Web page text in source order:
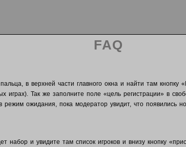
FAQ
в верхней части главного окна и найти там
Так же заполните поле «цель регистрации» в
ожидания, пока модератор увидит, что
набор и увидите там список игроков и внизу кнопку